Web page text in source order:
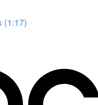
(1:17)